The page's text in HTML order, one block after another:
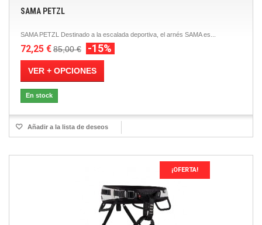
SAMA PETZL
SAMA PETZL Destinado a la escalada deportiva, el arnés SAMA es...
72,25 €85,00 € -15%
VER + OPCIONES
En stock
Añadir a la lista de deseos
¡OFERTA!